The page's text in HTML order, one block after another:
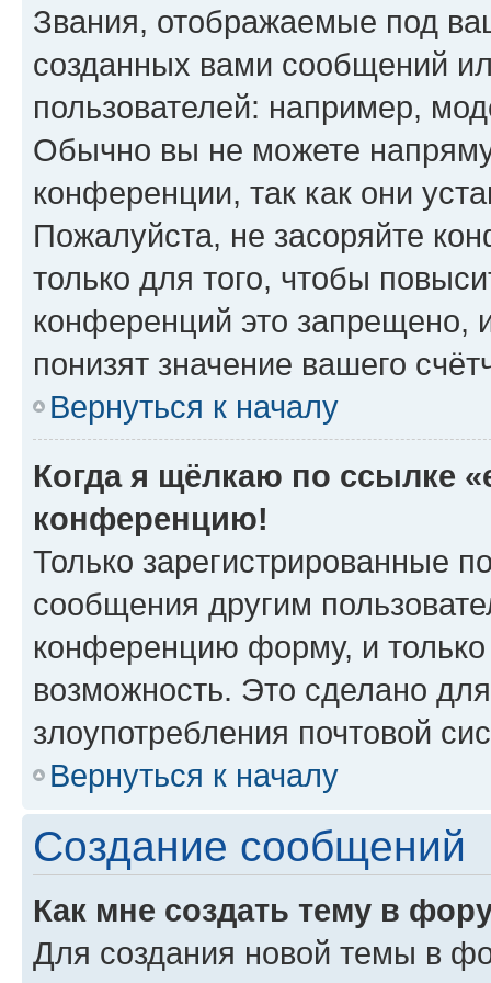
Звания, отображаемые под
созданных вами сообщений
пользователей: например,
Обычно вы не можете
конференции, так как они
Пожалуйста, не засоряйте
только для того, чтобы
конференций это запрещено,
понизят значение вашего
Вернуться к началу
Когда я щёлкаю по ссылке
конференцию!
Только зарегистрированные
сообщения другим
конференцию форму, и
возможность. Это сделано
злоупотребления почтовой
Вернуться к началу
Создание сообщений
Как мне создать тему в
Для создания новой темы в